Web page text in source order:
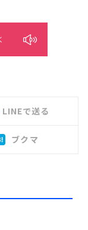
LINEで送る
ブクマ